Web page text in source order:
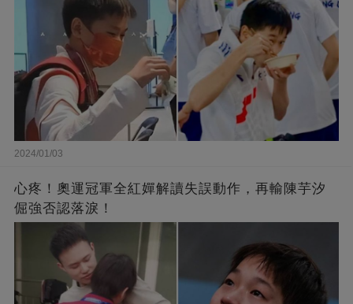
2024/01/03
心疼！奧運冠軍全紅嬋解讀失誤動作，再輸陳芋汐
倔強否認落淚！